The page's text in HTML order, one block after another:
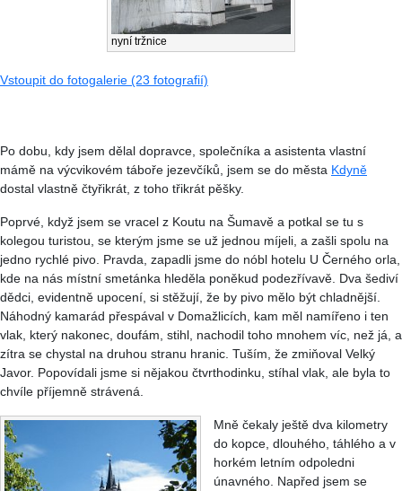
nyní tržnice
Vstoupit do fotogalerie (23 fotografií)
Po dobu, kdy jsem dělal dopravce, společníka a asistenta vlastní
mámě na výcvikovém táboře jezevčíků, jsem se do města Kdyně
dostal vlastně čtyřikrát, z toho třikrát pěšky.
Poprvé, když jsem se vracel z Koutu na Šumavě a potkal se tu s
kolegou turistou, se kterým jsme se už jednou míjeli, a zašli spolu na
jedno rychlé pivo. Pravda, zapadli jsme do nóbl hotelu U Černého orla,
kde na nás místní smetánka hleděla poněkud podezřívavě. Dva šediví
dědci, evidentně upocení, si stěžují, že by pivo mělo být chladnější.
Náhodný kamarád přespával v Domažlicích, kam měl namířeno i ten
vlak, který nakonec, doufám, stihl, nachodil toho mnohem víc, než já, a
zítra se chystal na druhou stranu hranic. Tuším, že zmiňoval Velký
Javor. Popovídali jsme si nějakou čtvrthodinku, stíhal vlak, ale byla to
chvíle příjemně strávená.
Mně čekaly ještě dva kilometry
do kopce, dlouhého, táhlého a v
horkém letním odpoledni
únavného. Napřed jsem se